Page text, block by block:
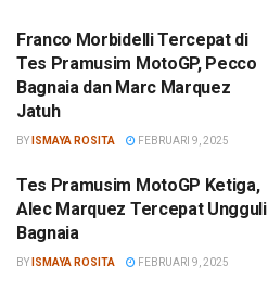
Franco Morbidelli Tercepat di
Tes Pramusim MotoGP, Pecco
Bagnaia dan Marc Marquez
Jatuh
BY ISMAYA ROSITA FEBRUARI 9, 2025
Tes Pramusim MotoGP Ketiga,
Alec Marquez Tercepat Ungguli
Bagnaia
BY ISMAYA ROSITA FEBRUARI 9, 2025